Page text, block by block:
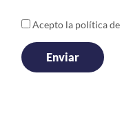
Acepto la política de